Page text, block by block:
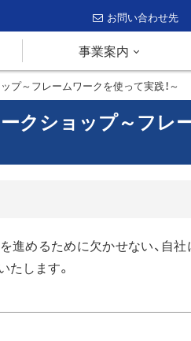
お問い合わせ先
事業案内
～フレームワークを使って実践！～
クショップ～フレ
進めるために欠かせない、自社
します。